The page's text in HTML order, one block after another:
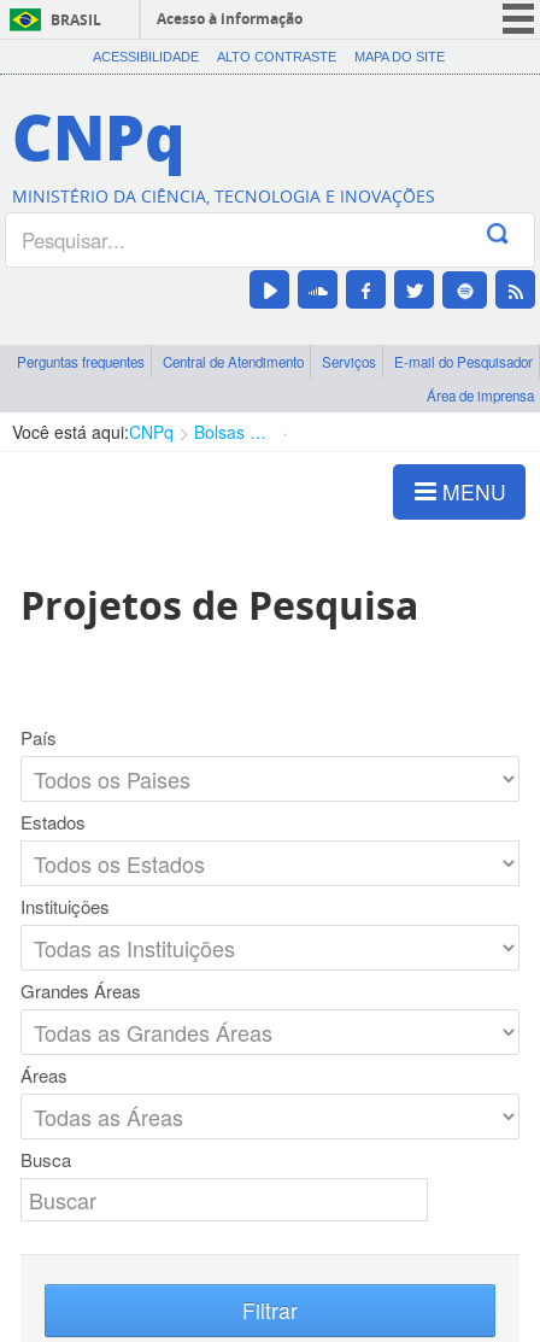
BRASIL
Acesso à informação
CORONAVÍRUS (COVID-19)
Canais
ACESSIBILIDADE ALTO CONTRASTE MAPA DO SITE
CNPq
MINISTÉRIO DA CIÊNCIA, TECNOLOGIA E INOVAÇÕES
Perguntas frequentes Central de Atendimento Serviços
E-mail do Pesquisador
Área de imprensa
Você está aqui:CNPq Bolsas e Auxílios Vigentes
MENU
Projetos de Pesquisa
País
Estados
Instituições
Grandes Áreas
Áreas
Busca
Filtrar